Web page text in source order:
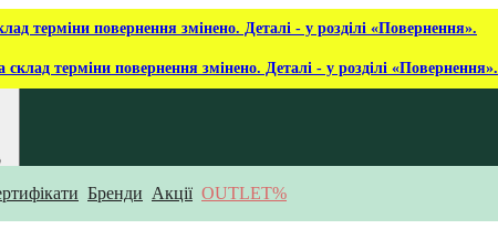
терміни повернення змінено. Деталі - у розділі «Повернення».
склад терміни повернення змінено. Деталі - у розділі «Повернення».
Бренди Акції OUTLET%